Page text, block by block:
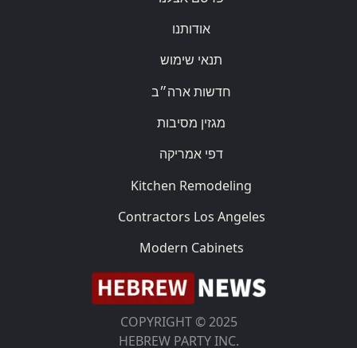
אודותנו
תנאי שימוש
חדשות ארה״ב
מגזין מסיבות
דפי אמריקה
Kitchen Remodeling
Contractors Los Angeles
Modern Cabinets
COPYRIGHT © 2025
HEBREW PARTY INC.